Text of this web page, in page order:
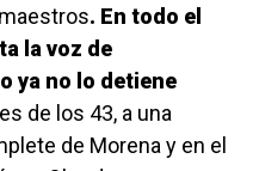
. En todo el
la voz de
ya no lo detiene
de los 43, a una
de Morena y en el